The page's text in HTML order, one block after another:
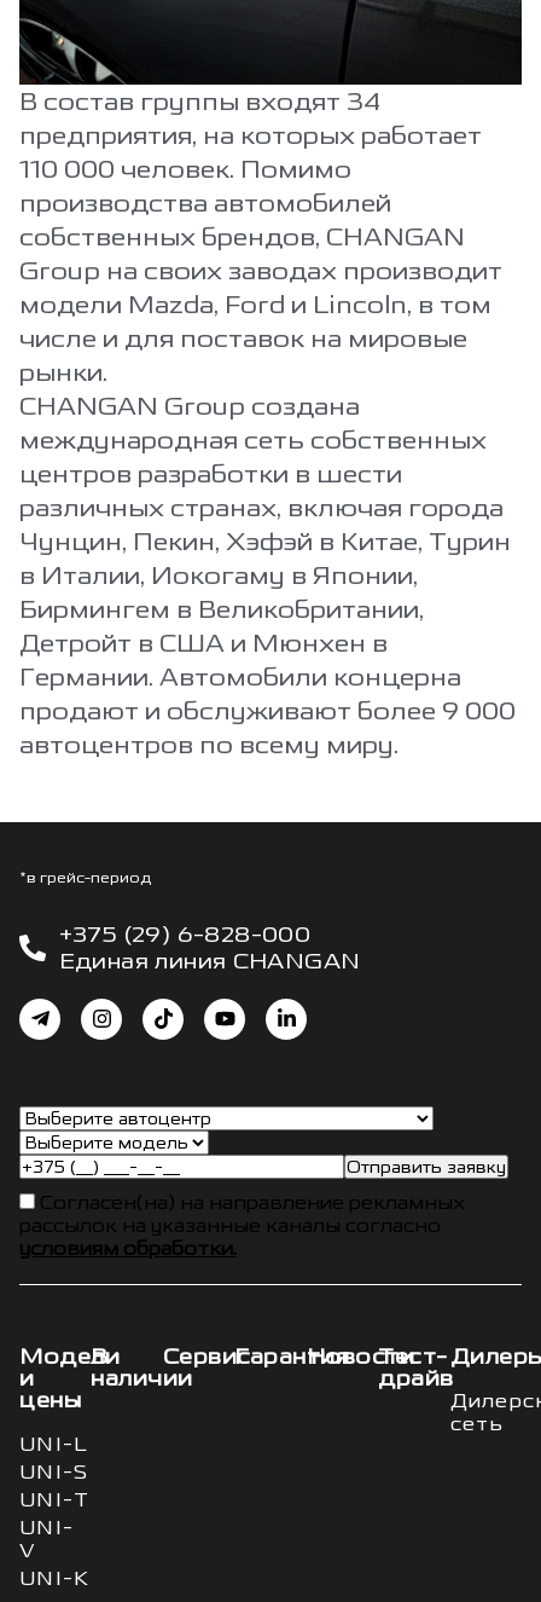
В состав группы входят 34
предприятия, на которых работает
110 000 человек. Помимо
производства автомобилей
собственных брендов, CHANGAN
Group на своих заводах производит
модели Mazda, Ford и Lincoln, в том
числе и для поставок на мировые
рынки.
CHANGAN Group создана
международная сеть собственных
центров разработки в шести
различных странах, включая города
Чунцин, Пекин, Хэфэй в Китае, Турин
в Италии, Иокогаму в Японии,
Бирмингем в Великобритании,
Детройт в США и Мюнхен в
Германии. Автомобили концерна
продают и обслуживают более 9 000
автоцентров по всему миру.
*в грейс-период
+375 (29) 6-828-000
Единая линия CHANGAN
Отправить заявку
Согласен(на) на направление рекламных
рассылок на указанные каналы согласно
условиям обработки.
Модели
и
цены
UNI-L
UNI-S
UNI-T
UNI-
V
UNI-K
В
наличии
СервисГарантияНовостиТест-
драйв
сеть